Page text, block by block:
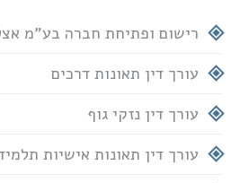
רישום ופתיחת חברה בע"מ
עורך דין תאונות דרכים
עורך דין נזקי גוף
עורך דין תאונות אישיות